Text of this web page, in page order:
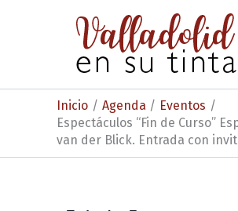
Inicio Agenda
Eventos
Espectáculos “Fin de Curso”
van der Blick. Entrada con